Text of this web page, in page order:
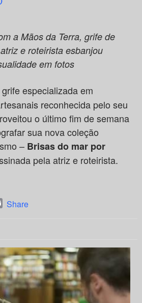
a Mãos da Terra, grife de
e roteirista esbanjou
em fotos
grife especializada em
reconhecida pelo seu
o último fim de semana
sua nova coleção
– Brisas do mar por
pela atriz e roteirista.
Email
Share